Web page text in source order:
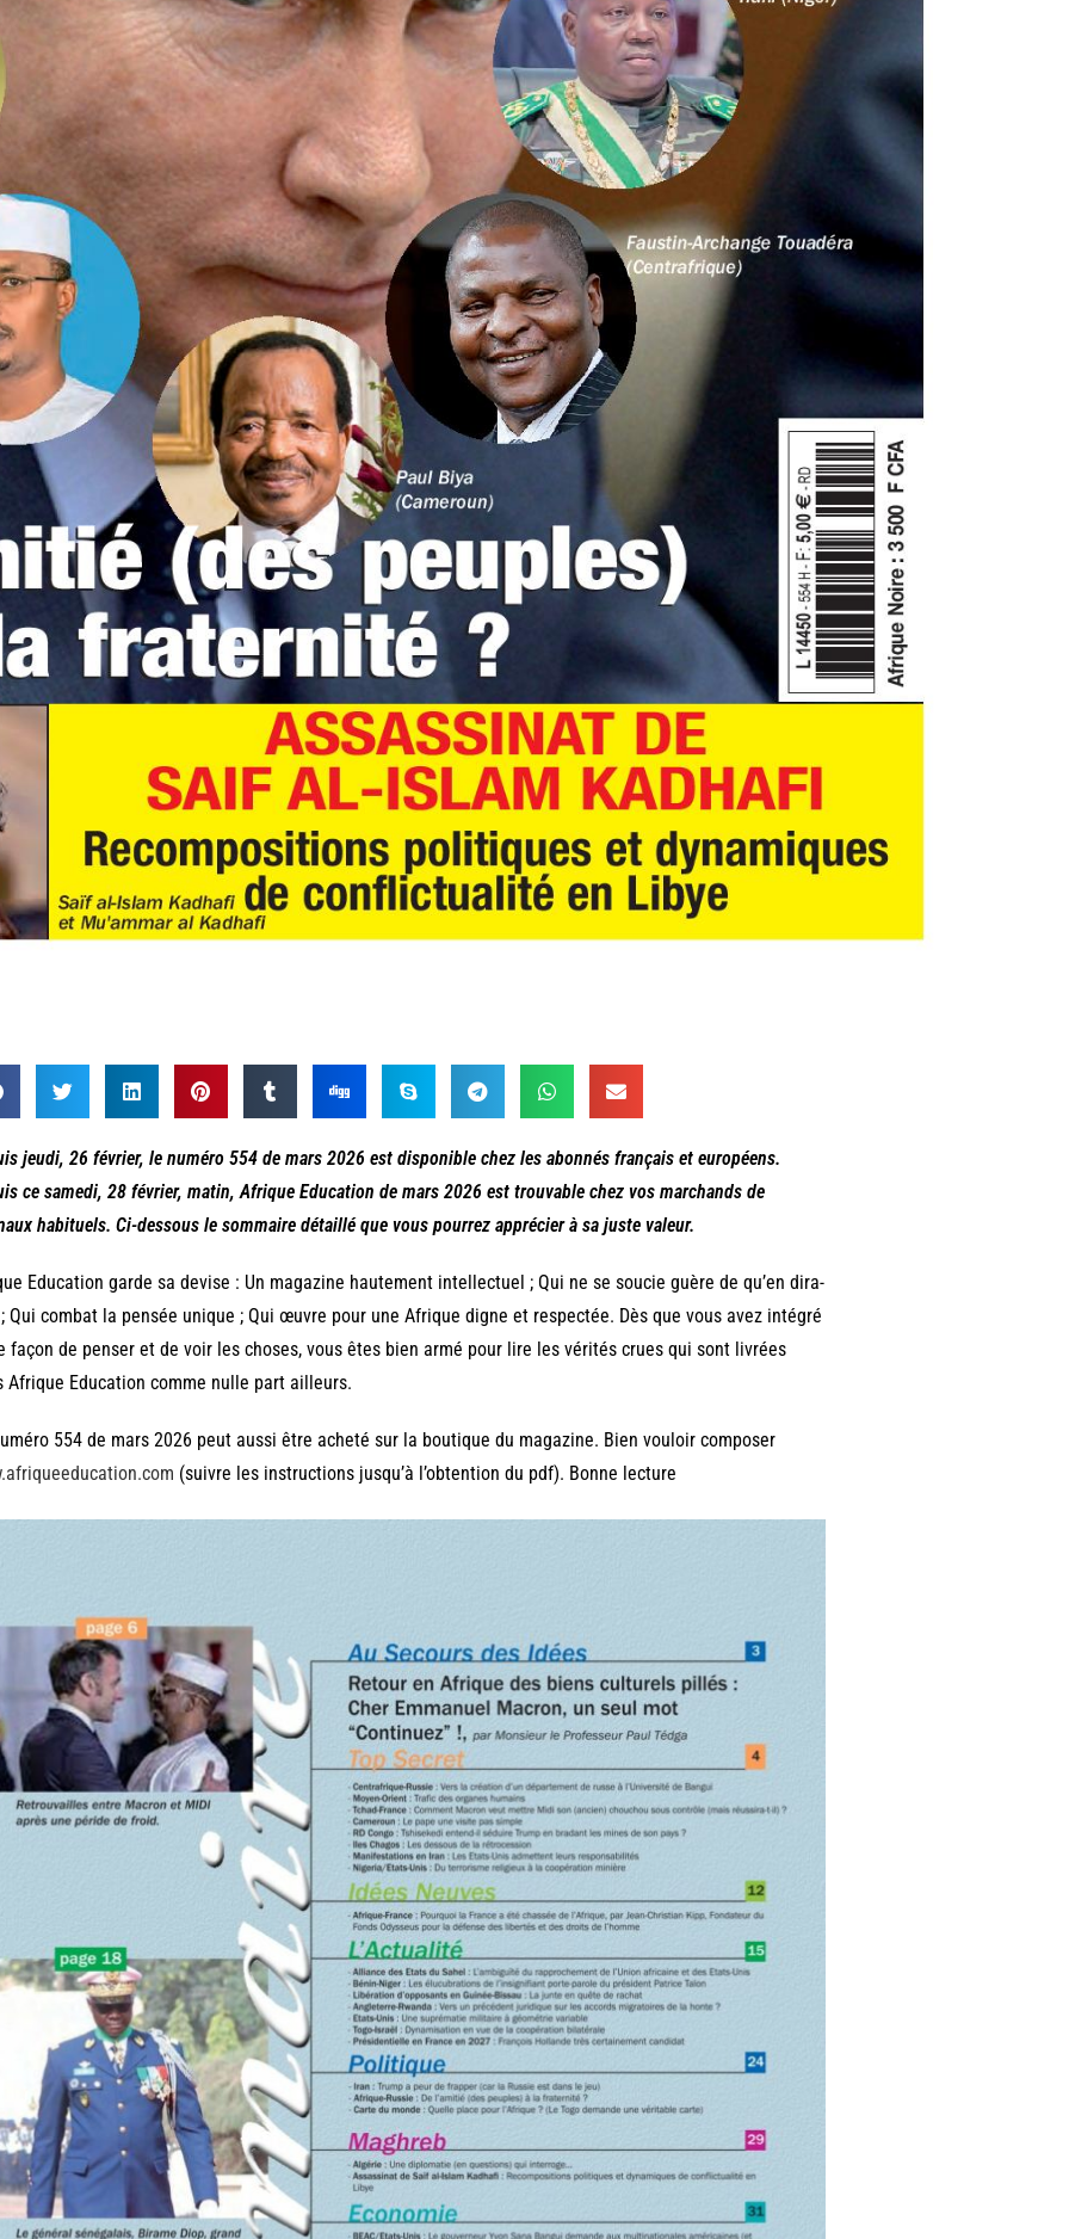
jeudi, 26 février, le numéro 554 de mars 2026 est disponible chez les abonnés français et européens.
ce samedi, 28 février, matin, Afrique Education de mars 2026 est trouvable chez vos marchands de
habituels. Ci-dessous le sommaire détaillé que vous pourrez apprécier à sa juste valeur.
Education garde sa devise : Un magazine hautement intellectuel ; Qui ne se soucie guère de qu’en dira-
Qui combat la pensée unique ; Qui œuvre pour une Afrique digne et respectée. Dès que vous avez intégré
façon de penser et de voir les choses, vous êtes bien armé pour lire les vérités crues qui sont livrées
Afrique Education comme nulle part ailleurs.
554 de mars 2026 peut aussi être acheté sur la boutique du magazine. Bien vouloir composer
(suivre les instructions jusqu’à l’obtention du pdf). Bonne lecture